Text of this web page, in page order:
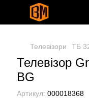
Телевізори ТБ
Телевізор
BG
Артикул: 000018368